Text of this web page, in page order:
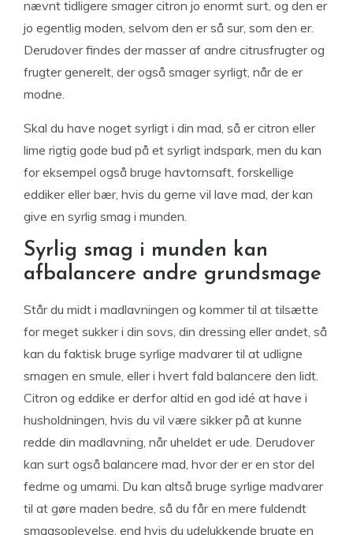
nævnt tidligere smager citron jo enormt surt, og den er
jo egentlig moden, selvom den er så sur, som den er.
Derudover findes der masser af andre citrusfrugter og
frugter generelt, der også smager syrligt, når de er
modne.
Skal du have noget syrligt i din mad, så er citron eller
lime rigtig gode bud på et syrligt indspark, men du kan
for eksempel også bruge havtornsaft, forskellige
eddiker eller bær, hvis du gerne vil lave mad, der kan
give en syrlig smag i munden.
Syrlig smag i munden kan
afbalancere andre grundsmage
Står du midt i madlavningen og kommer til at tilsætte
for meget sukker i din sovs, din dressing eller andet, så
kan du faktisk bruge syrlige madvarer til at udligne
smagen en smule, eller i hvert fald balancere den lidt.
Citron og eddike er derfor altid en god idé at have i
husholdningen, hvis du vil være sikker på at kunne
redde din madlavning, når uheldet er ude. Derudover
kan surt også balancere mad, hvor der er en stor del
fedme og umami. Du kan altså bruge syrlige madvarer
til at gøre maden bedre, så du får en mere fuldendt
smagsoplevelse, end hvis du udelukkende brugte en